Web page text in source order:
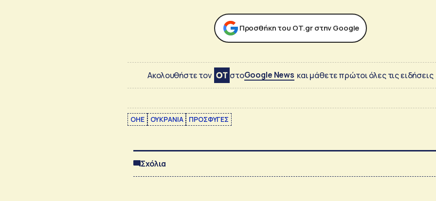
Προσθήκη του ΟΤ.gr στην Google
Ακολουθήστε τον στοGoogle News και μάθετε πρώτοι όλες τις ειδήσεις
ΟΗΕ ΟΥΚΡΑΝΙΑ ΠΡΟΣΦΥΓΕΣ
Σχόλια